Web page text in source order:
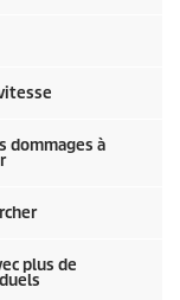
dommages à
plus de